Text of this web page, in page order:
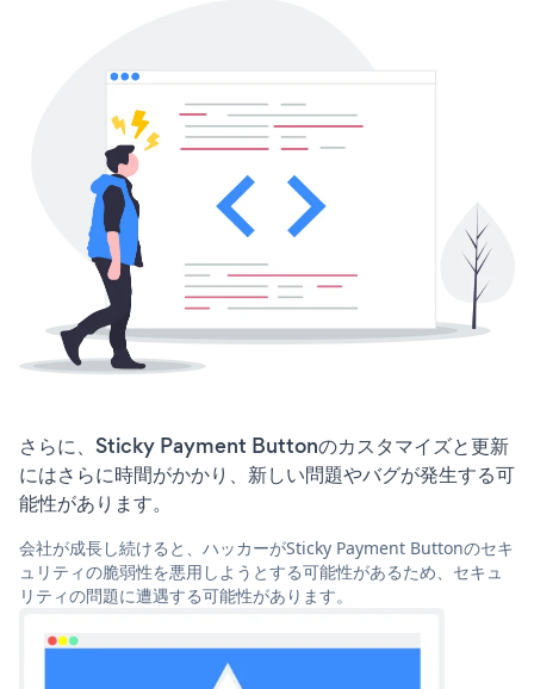
さらに、Sticky Payment Buttonのカスタマイズと更新
にはさらに時間がかかり、新しい問題やバグが発生する可
能性があります。
会社が成長し続けると、ハッカーがSticky Payment Buttonのセキ
ュリティの脆弱性を悪用しようとする可能性があるため、セキュ
リティの問題に遭遇する可能性があります。